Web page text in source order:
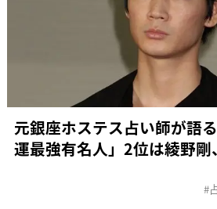
元銀座ホステス占い師が語
運最強有名人」2位は綾野剛